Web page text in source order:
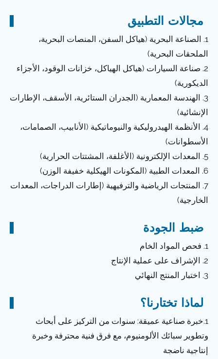
مجالات التطبيق
1. الصناعة البحرية (هياكل السفن، المنصات البحرية،
الملحقات البحرية)
2. صناعة السيارات (هياكل الهياكل، خزانات الوقود، الأجزاء
الديكورية)
3. الهندسة المعمارية (الجدران الستائرية، الأسقف، الإطارات
الإنشائية)
4. الأنظمة الهيدروليكية والنيوماتيكية (الأنابيب، الصمامات،
الأسطوانات)
5. المعدات الإلكترونية (الأغلفة، المشتتات الحرارية)
6. المعدات الطبية (المكونات الهيكلية خفيفة الوزن)
7. المنتجات الرياضية والترفيهية (إطارات الدراجات، المعدات
الخارجية)
ضبط الجودة
1. فحص المواد الخام
2. الإشراف على عملية الإنتاج
3. اختبار المنتج النهائي
لماذا تختارنا؟
1.خبرة صناعية عميقة: سنوات من التركيز على أبحاث
وتطوير سبائك الألومنيوم، مع فرق فنية محترفة وخبرة
إنتاجية ناضجة